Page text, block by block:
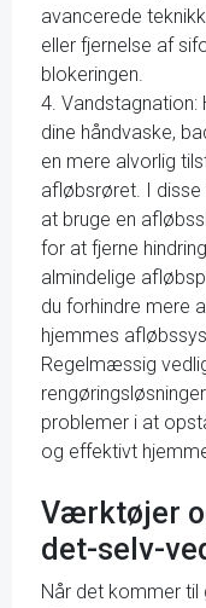
avancerede
eller fjernelse af
blokeringen.
4. Vandstagnation:
dine håndvaske,
en mere alvorlig
afløbsrøret. I
at bruge en
for at fjerne
almindelige
du forhindre mere
hjemmes
Regelmæssig
problemer i at
og effektivt
Værktøjer
det-selv-
Når det kommer til